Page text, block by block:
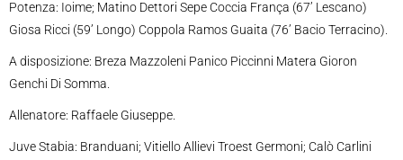
Potenza: Ioime; Matino Dettori Sepe Coccia França (67’ Lescano)
Giosa Ricci (59’ Longo) Coppola Ramos Guaita (76’ Bacio Terracino).
A disposizione: Breza Mazzoleni Panico Piccinni Matera Gioron
Genchi Di Somma.
Allenatore: Raffaele Giuseppe.
Juve Stabia: Branduani; Vitiello Allievi Troest Germoni; Calò Carlini